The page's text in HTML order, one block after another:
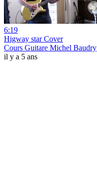
6:19
Higway star Cover
Cours Guitare Michel Baudry
il y a 5 ans